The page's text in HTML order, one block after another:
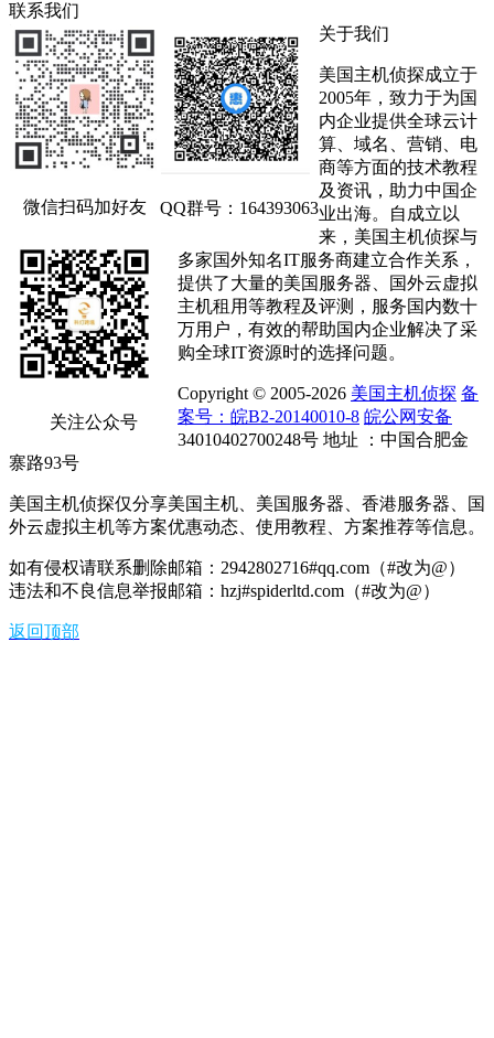
联系我们
微信扫码加好友 QQ群号：164393063
关注公众号
关于我们
美国主机侦探成立于
2005年，致力于为国
内企业提供全球云计
算、域名、营销、电
商等方面的技术教程
及资讯，助力中国企
业出海。自成立以
来，美国主机侦探与
多家国外知名IT服务商建立合作关系，
提供了大量的美国服务器、国外云虚拟
主机租用等教程及评测，服务国内数十
万用户，有效的帮助国内企业解决了采
购全球IT资源时的选择问题。
Copyright © 2005-2026 美国主机侦探 备
案号：皖B2-20140010-8 皖公网安备
34010402700248号 地址 ：中国合肥金
寨路93号
美国主机侦探仅分享美国主机、美国服务器、香港服务器、国
外云虚拟主机等方案优惠动态、使用教程、方案推荐等信息。
如有侵权请联系删除邮箱：2942802716#qq.com（#改为@）
违法和不良信息举报邮箱：hzj#spiderltd.com（#改为@）
返回顶部